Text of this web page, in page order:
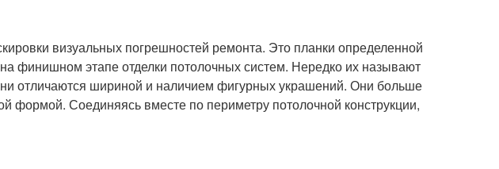
визуальных погрешностей ремонта. Это планки определенной
финишном этапе отделки потолочных систем. Нередко их называют
отличаются шириной и наличием фигурных украшений. Они больше
формой. Соединяясь вместе по периметру потолочной конструкции,